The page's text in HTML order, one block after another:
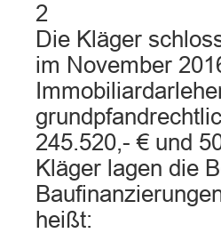
2
Die Kläger
im November
245.520,- € und
Kläger lagen die
heißt: